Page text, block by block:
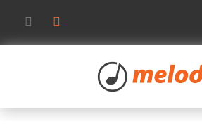
obsah